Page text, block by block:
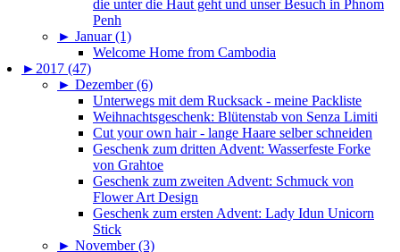
die unter die Haut geht und unser Besuch in Phnom
Penh
► Januar (1)
Welcome Home from Cambodia
► 2017 (47)
► Dezember (6)
Unterwegs mit dem Rucksack - meine Packliste
Weihnachtsgeschenk: Blütenstab von Senza Limiti
Cut your own hair - lange Haare selber schneiden
Geschenk zum dritten Advent: Wasserfeste Forke
von Grahtoe
Geschenk zum zweiten Advent: Schmuck von
Flower Art Design
Geschenk zum ersten Advent: Lady Idun Unicorn
Stick
► November (3)